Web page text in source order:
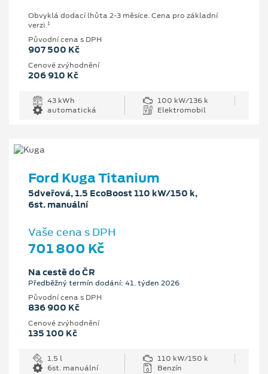
Obvyklá dodací lhůta 2-3 měsíce. Cena pro základní
verzi.1
Původní cena s DPH
907 500 Kč
Cenové zvýhodnění
206 910 Kč
43 kWh
100 kW/136 k
automatická
Elektromobil
Ford Kuga Titanium
5dveřová, 1.5 EcoBoost 110 kW/150 k,
6st. manuální
Vaše cena s DPH
701 800 Kč
Na cestě do ČR
Předběžný termín dodání: 41. týden 2026
Původní cena s DPH
836 900 Kč
Cenové zvýhodnění
135 100 Kč
1.5 l
110 kW/150 k
6st. manuální
Benzín